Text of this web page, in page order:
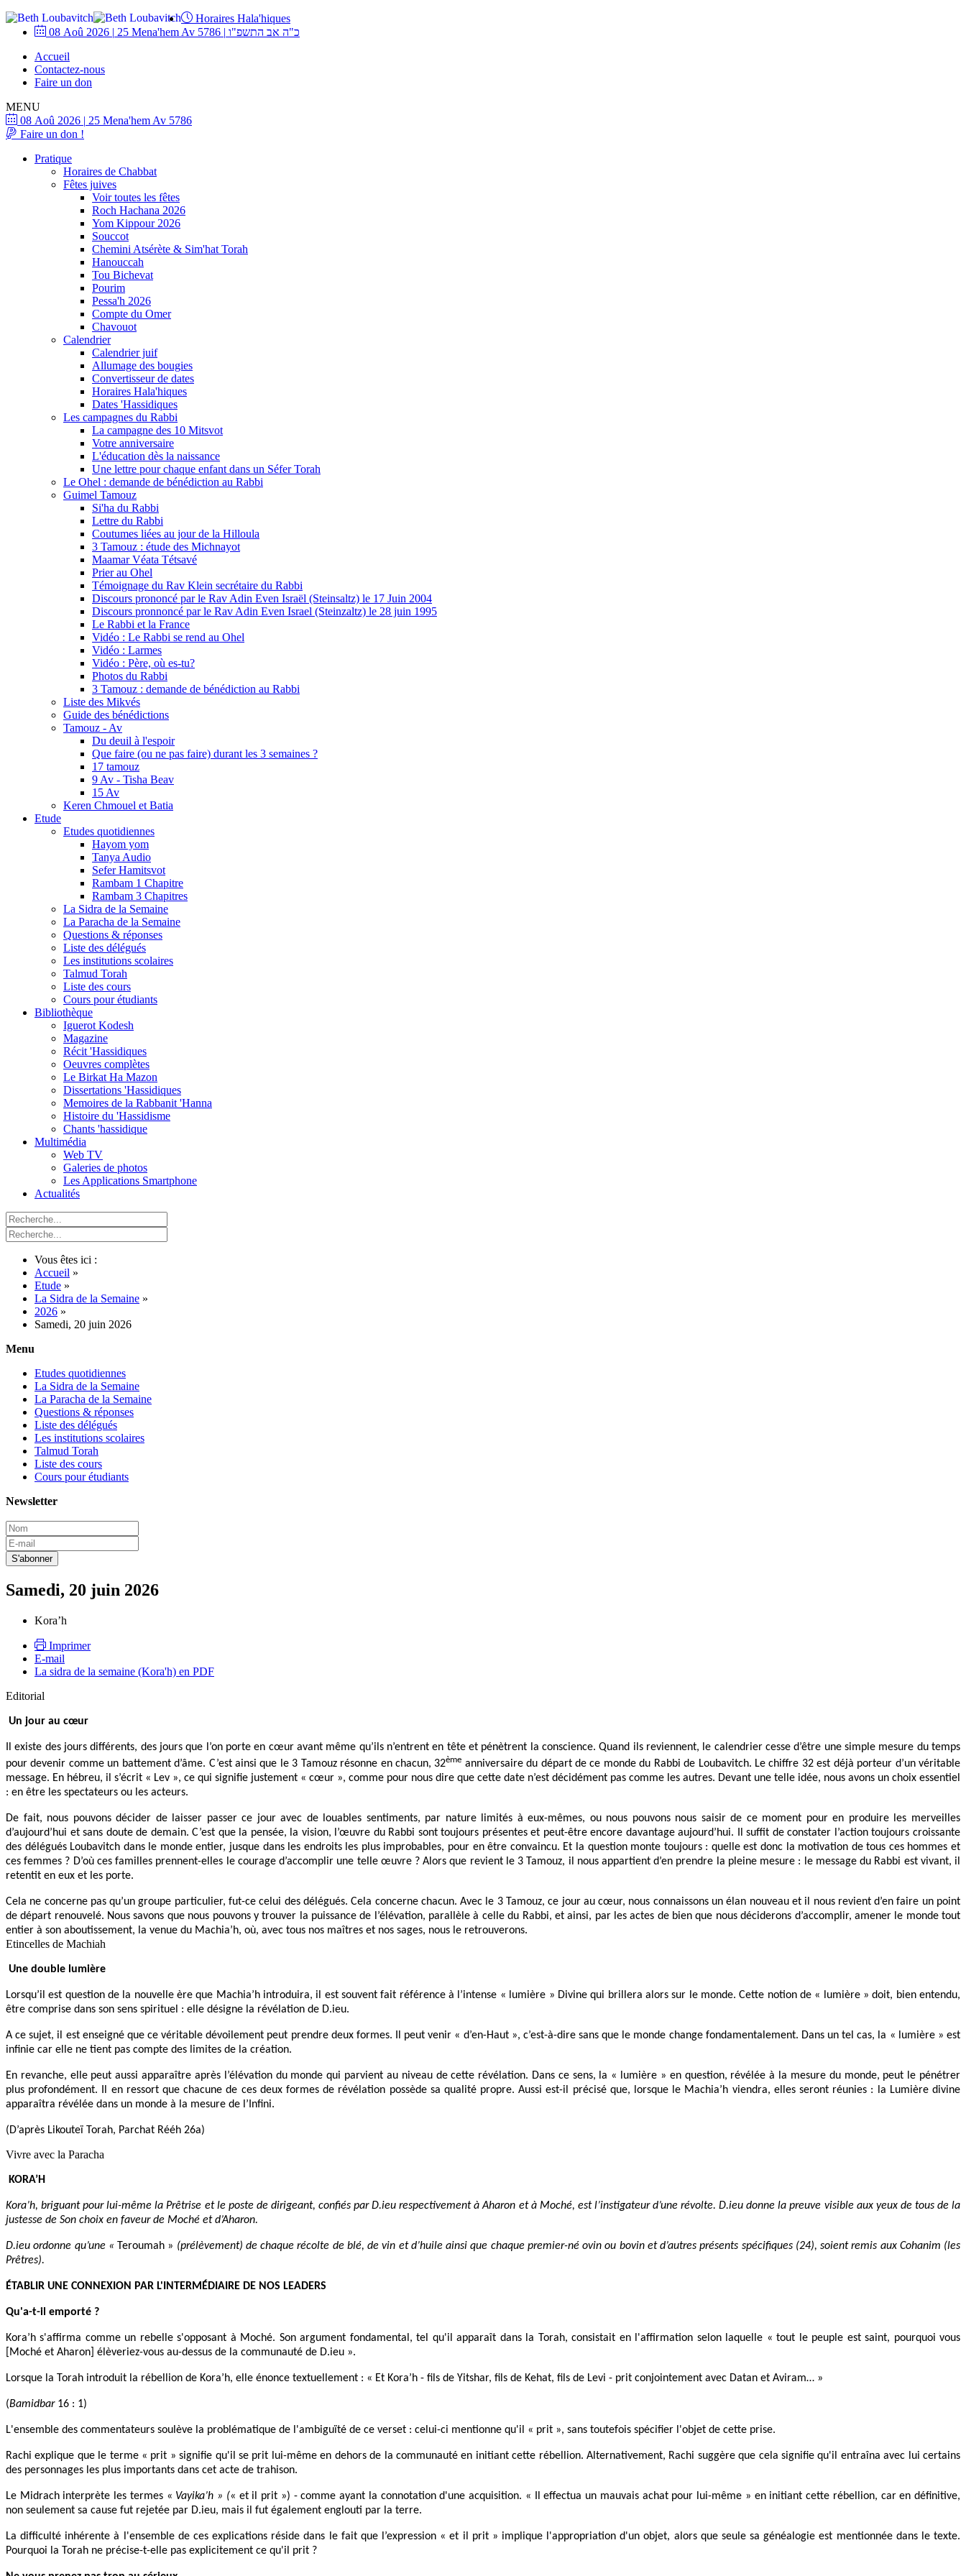
Horaires Hala'hiques
08 Aoû 2026 | 25 Mena'hem Av 5786 | כ"ה אב התשפ"ו
Accueil
Contactez-nous
Faire un don
MENU
08 Aoû 2026 | 25 Mena'hem Av 5786
Faire un don !
Pratique
Horaires de Chabbat
Fêtes juives
Voir toutes les fêtes
Roch Hachana 2026
Yom Kippour 2026
Souccot
Chemini Atsérète & Sim'hat Torah
Hanouccah
Tou Bichevat
Pourim
Pessa'h 2026
Compte du Omer
Chavouot
Calendrier
Calendrier juif
Allumage des bougies
Convertisseur de dates
Horaires Hala'hiques
Dates 'Hassidiques
Les campagnes du Rabbi
La campagne des 10 Mitsvot
Votre anniversaire
L'éducation dès la naissance
Une lettre pour chaque enfant dans un Séfer Torah
Le Ohel : demande de bénédiction au Rabbi
Guimel Tamouz
Si'ha du Rabbi
Lettre du Rabbi
Coutumes liées au jour de la Hilloula
3 Tamouz : étude des Michnayot
Maamar Véata Tétsavé
Prier au Ohel
Témoignage du Rav Klein secrétaire du Rabbi
Discours prononcé par le Rav Adin Even Israël (Steinsaltz) le 17 Juin 2004
Discours pronnoncé par le Rav Adin Even Israel (Steinzaltz) le 28 juin 1995
Le Rabbi et la France
Vidéo : Le Rabbi se rend au Ohel
Vidéo : Larmes
Vidéo : Père, où es-tu?
Photos du Rabbi
3 Tamouz : demande de bénédiction au Rabbi
Liste des Mikvés
Guide des bénédictions
Tamouz - Av
Du deuil à l'espoir
Que faire (ou ne pas faire) durant les 3 semaines ?
17 tamouz
9 Av - Tisha Beav
15 Av
Keren Chmouel et Batia
Etude
Etudes quotidiennes
Hayom yom
Tanya Audio
Sefer Hamitsvot
Rambam 1 Chapitre
Rambam 3 Chapitres
La Sidra de la Semaine
La Paracha de la Semaine
Questions & réponses
Liste des délégués
Les institutions scolaires
Talmud Torah
Liste des cours
Cours pour étudiants
Bibliothèque
Iguerot Kodesh
Magazine
Récit 'Hassidiques
Oeuvres complètes
Le Birkat Ha Mazon
Dissertations 'Hassidiques
Memoires de la Rabbanit 'Hanna
Histoire du 'Hassidisme
Chants 'hassidique
Multimédia
Web TV
Galeries de photos
Les Applications Smartphone
Actualités
Vous êtes ici :
Accueil »
Etude »
La Sidra de la Semaine »
2026 »
Samedi, 20 juin 2026
Menu
Etudes quotidiennes
La Sidra de la Semaine
La Paracha de la Semaine
Questions & réponses
Liste des délégués
Les institutions scolaires
Talmud Torah
Liste des cours
Cours pour étudiants
Newsletter
Samedi, 20 juin 2026
Kora’h
Imprimer
E-mail
La sidra de la semaine (Kora'h) en PDF
Editorial
Un jour au cœur
Il existe des jours différents, des jours que l’on porte en cœur avant même qu’ils n’entrent en tête et pénètrent la conscience. Quand ils reviennent, le calendrier cesse d’être une simple mesure du temps
pour devenir comme un battement d’âme. C’est ainsi que le 3 Tamouz résonne en chacun, 32ème anniversaire du départ de ce monde du Rabbi de Loubavitch. Le chiffre 32 est déjà porteur d’un véritable
message. En hébreu, il s’écrit « Lev », ce qui signifie justement « cœur », comme pour nous dire que cette date n’est décidément pas comme les autres. Devant une telle idée, nous avons un choix essentiel
: en être les spectateurs ou les acteurs.
De fait, nous pouvons décider de laisser passer ce jour avec de louables sentiments, par nature limités à eux-mêmes, ou nous pouvons nous saisir de ce moment pour en produire les merveilles
d’aujourd’hui et sans doute de demain. C’est que la pensée, la vision, l’œuvre du Rabbi sont toujours présentes et peut-être encore davantage aujourd’hui. Il suffit de constater l’action toujours croissante
des délégués Loubavitch dans le monde entier, jusque dans les endroits les plus improbables, pour en être convaincu. Et la question monte toujours : quelle est donc la motivation de tous ces hommes et
ces femmes ? D’où ces familles prennent-elles le courage d’accomplir une telle œuvre ? Alors que revient le 3 Tamouz, il nous appartient d’en prendre la pleine mesure : le message du Rabbi est vivant, il
retentit en eux et les porte.
Cela ne concerne pas qu’un groupe particulier, fut-ce celui des délégués. Cela concerne chacun. Avec le 3 Tamouz, ce jour au cœur, nous connaissons un élan nouveau et il nous revient d’en faire un point
de départ renouvelé. Nous savons que nous pouvons y trouver la puissance de l’élévation, parallèle à celle du Rabbi, et ainsi, par les actes de bien que nous déciderons d’accomplir, amener le monde tout
entier à son aboutissement, la venue du Machia’h, où, avec tous nos maîtres et nos sages, nous le retrouverons.
Etincelles de Machiah
Une double lumière
Lorsqu’il est question de la nouvelle ère que Machia’h introduira, il est souvent fait référence à l’intense « lumière » Divine qui brillera alors sur le monde. Cette notion de « lumière » doit, bien entendu,
être comprise dans son sens spirituel : elle désigne la révélation de D.ieu.
A ce sujet, il est enseigné que ce véritable dévoilement peut prendre deux formes. Il peut venir « d’en-Haut », c’est-à-dire sans que le monde change fondamentalement. Dans un tel cas, la « lumière » est
infinie car elle ne tient pas compte des limites de la création.
En revanche, elle peut aussi apparaître après l’élévation du monde qui parvient au niveau de cette révélation. Dans ce sens, la « lumière » en question, révélée à la mesure du monde, peut le pénétrer
plus profondément. Il en ressort que chacune de ces deux formes de révélation possède sa qualité propre. Aussi est-il précisé que, lorsque le Machia’h viendra, elles seront réunies : la Lumière divine
apparaîtra révélée dans un monde à la mesure de l’Infini.
(D’après Likouteï Torah, Parchat Rééh 26a)
Vivre avec la Paracha
KORA’H
Kora’h, briguant pour lui-même la Prêtrise et le poste de dirigeant, confiés par D.ieu respectivement à Aharon et à Moché, est l’instigateur d’une révolte. D.ieu donne la preuve visible aux yeux de tous de la
justesse de Son choix en faveur de Moché et d’Aharon.
D.ieu ordonne qu’une« Teroumah » (prélèvement) de chaque récolte de blé, de vin et d’huile ainsi que chaque premier-né ovin ou bovin et d’autres présents spécifiques (24), soient remis aux Cohanim (les
Prêtres).
ÉTABLIR UNE CONNEXION PAR L'INTERMÉDIAIRE DE NOS LEADERS
Qu'a-t-il emporté ?
Kora’h s'affirma comme un rebelle s'opposant à Moché. Son argument fondamental, tel qu'il apparaît dans la Torah, consistait en l'affirmation selon laquelle « tout le peuple est saint, pourquoi vous
[Moché et Aharon] élèveriez-vous au-dessus de la communauté de D.ieu ».
Lorsque la Torah introduit la rébellion de Kora’h, elle énonce textuellement : « Et Kora’h - fils de Yitshar, fils de Kehat, fils de Levi - prit conjointement avec Datan et Aviram… »
(Bamidbar16 : 1)
L'ensemble des commentateurs soulève la problématique de l'ambiguïté de ce verset : celui-ci mentionne qu'il « prit », sans toutefois spécifier l'objet de cette prise.
Rachi explique que le terme « prit » signifie qu'il se prit lui-même en dehors de la communauté en initiant cette rébellion. Alternativement, Rachi suggère que cela signifie qu'il entraîna avec lui certains
des personnages les plus importants dans cet acte de trahison.
Le Midrach interprète les termes « Vayika’h » (« et il prit ») - comme ayant la connotation d'une acquisition. « Il effectua un mauvais achat pour lui-même » en initiant cette rébellion, car en définitive,
non seulement sa cause fut rejetée par D.ieu, mais il fut également englouti par la terre.
La difficulté inhérente à l'ensemble de ces explications réside dans le fait que l’expression « et il prit » implique l'appropriation d'un objet, alors que seule sa généalogie est mentionnée dans le texte.
Pourquoi la Torah ne précise-t-elle pas explicitement ce qu'il prit ?